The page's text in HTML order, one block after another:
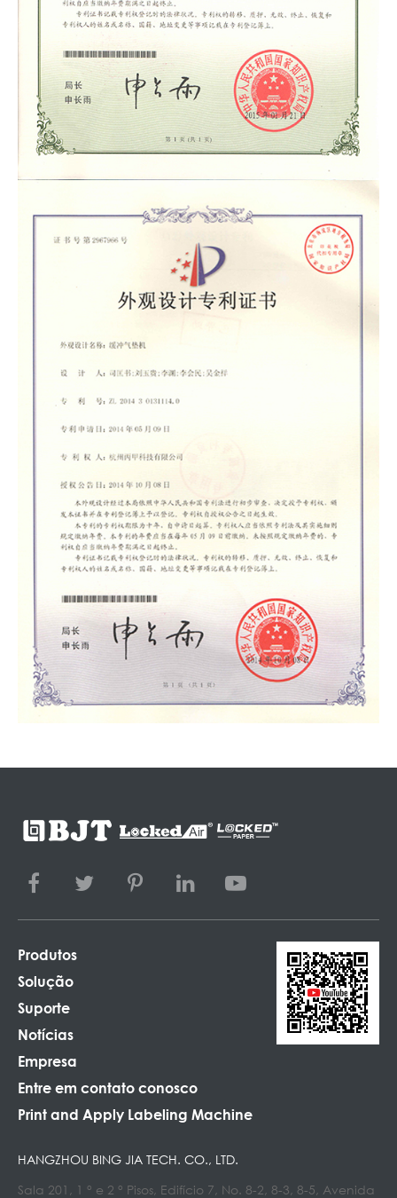
Produtos
Solução
Suporte
Notícias
Empresa
Entre em contato conosco
Print and Apply Labeling Machine
HANGZHOU BING JIA TECH. CO., LTD.
Sala 201, 1 ° e 2 ° Pisos, Edifício 7, No. 8-2, 8-3, 8-5, Avenida